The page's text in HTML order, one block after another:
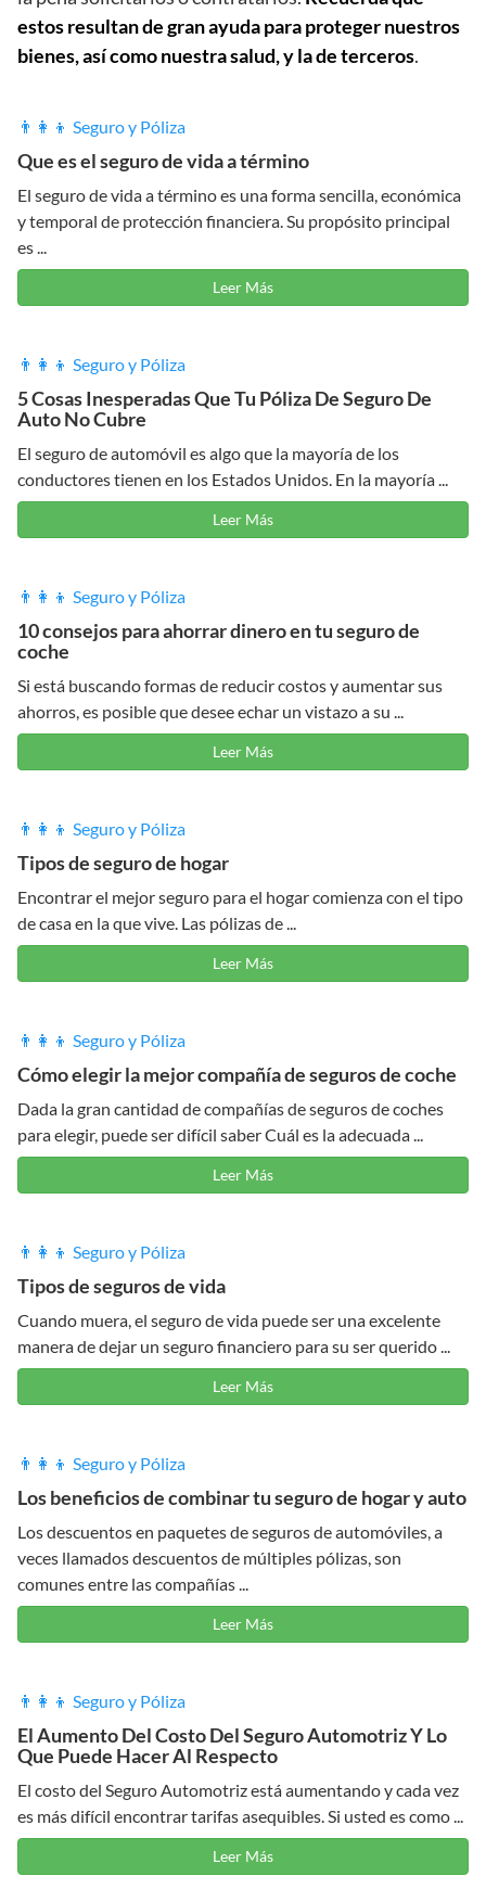
estos resultan de gran ayuda para proteger nuestros
bienes, así como nuestra salud, y la de terceros.
👨‍👩‍👦 Seguro y Póliza
Que es el seguro de vida a término
El seguro de vida a término es una forma sencilla, económica
y temporal de protección financiera. Su propósito principal
es ...
Leer Más
👨‍👩‍👦 Seguro y Póliza
5 Cosas Inesperadas Que Tu Póliza De Seguro De
Auto No Cubre
El seguro de automóvil es algo que la mayoría de los
conductores tienen en los Estados Unidos. En la mayoría ...
Leer Más
👨‍👩‍👦 Seguro y Póliza
10 consejos para ahorrar dinero en tu seguro de
coche
Si está buscando formas de reducir costos y aumentar sus
ahorros, es posible que desee echar un vistazo a su ...
Leer Más
👨‍👩‍👦 Seguro y Póliza
Tipos de seguro de hogar
Encontrar el mejor seguro para el hogar comienza con el tipo
de casa en la que vive. Las pólizas de ...
Leer Más
👨‍👩‍👦 Seguro y Póliza
Cómo elegir la mejor compañía de seguros de coche
Dada la gran cantidad de compañías de seguros de coches
para elegir, puede ser difícil saber Cuál es la adecuada ...
Leer Más
👨‍👩‍👦 Seguro y Póliza
Tipos de seguros de vida
Cuando muera, el seguro de vida puede ser una excelente
manera de dejar un seguro financiero para su ser querido ...
Leer Más
👨‍👩‍👦 Seguro y Póliza
Los beneficios de combinar tu seguro de hogar y auto
Los descuentos en paquetes de seguros de automóviles, a
veces llamados descuentos de múltiples pólizas, son
comunes entre las compañías ...
Leer Más
👨‍👩‍👦 Seguro y Póliza
El Aumento Del Costo Del Seguro Automotriz Y Lo
Que Puede Hacer Al Respecto
El costo del Seguro Automotriz está aumentando y cada vez
es más difícil encontrar tarifas asequibles. Si usted es como ...
Leer Más